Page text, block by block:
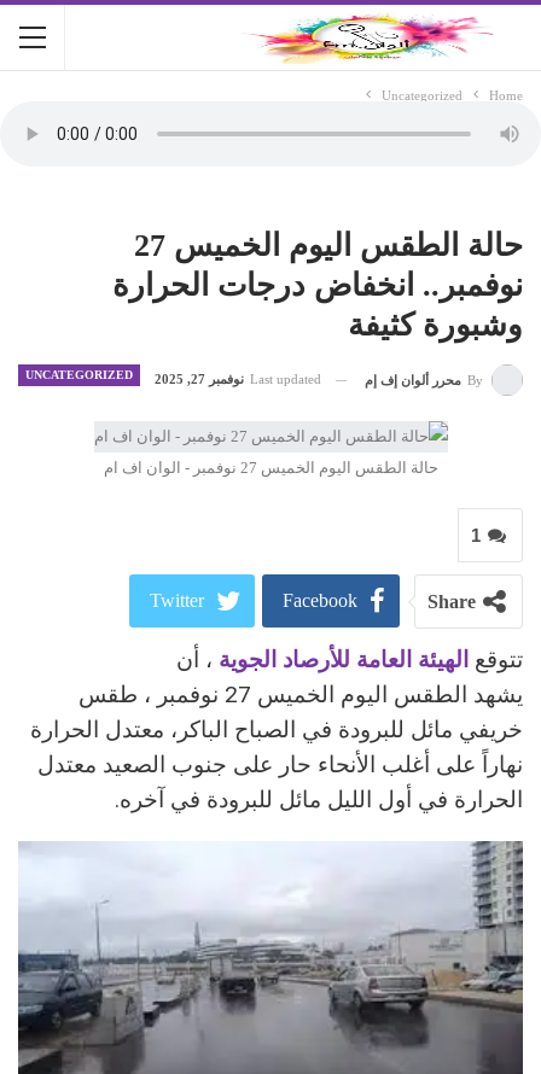
Home
Uncategorized
حالة الطقس اليوم الخميس 27
نوفمبر.. انخفاض درجات الحرارة
وشبورة كثيفة
UNCATEGORIZED By محرر ألوان إف إم Last updated نوفمبر 27, 2025
حالة الطقس اليوم الخميس 27 نوفمبر - الوان اف ام
1
Share
Facebook
Twitter
Google+
ReddIt
WhatsApp
Pinterest
البريد الالكتروني
تتوقع الهيئة العامة للأرصاد الجوية ، أن
يشهد الطقس اليوم الخميس 27 نوفمبر ، طقس
خريفي مائل للبرودة في الصباح الباكر، معتدل الحرارة
نهاراً على أغلب الأنحاء حار على جنوب الصعيد معتدل
الحرارة في أول الليل مائل للبرودة في آخره.